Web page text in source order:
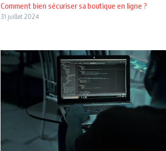
Comment bien sécuriser sa boutique en ligne ?
31 juillet 2024